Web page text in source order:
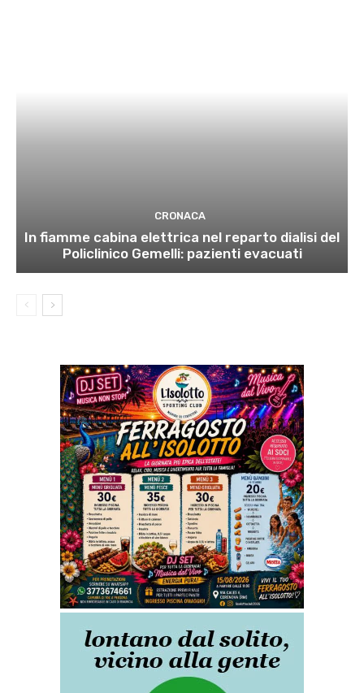
CRONACA
In fiamme cabina elettrica nel reparto dialisi del
Policlinico Gemelli: pazienti evacuati